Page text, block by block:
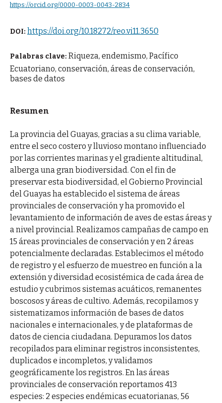
https://orcid.org/0000-0003-0043-2834
DOI: https://doi.org/10.18272/reo.vi11.3650
Palabras clave: Riqueza, endemismo, Pacífico
Ecuatoriano, conservación, áreas de conservación,
bases de datos
Resumen
La provincia del Guayas, gracias a su clima variable,
entre el seco costero y lluvioso montano influenciado
por las corrientes marinas y el gradiente altitudinal,
alberga una gran biodiversidad. Con el fin de
preservar esta biodiversidad, el Gobierno Provincial
del Guayas ha establecido el sistema de áreas
provinciales de conservación y ha promovido el
levantamiento de información de aves de estas áreas y
a nivel provincial. Realizamos campañas de campo en
15 áreas provinciales de conservación y en 2 áreas
potencialmente declaradas. Establecimos el método
de registro y el esfuerzo de muestreo en función a la
extensión y diversidad ecosistémica de cada área de
estudio y cubrimos sistemas acuáticos, remanentes
boscosos y áreas de cultivo. Además, recopilamos y
sistematizamos información de bases de datos
nacionales e internacionales, y de plataformas de
datos de ciencia ciudadana. Depuramos los datos
recopilados para eliminar registros inconsistentes,
duplicados e incompletos, y validamos
geográficamente los registros. En las áreas
provinciales de conservación reportamos 413
especies: 2 especies endémicas ecuatorianas, 56